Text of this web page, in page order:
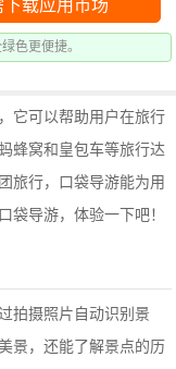
下载应用市场
色更便捷。
它可以帮助用户在旅行
蜂窝和皇包车等旅行达
旅行，口袋导游能为用
袋导游，体验一下吧！
拍摄照片自动识别景
景，还能了解景点的历